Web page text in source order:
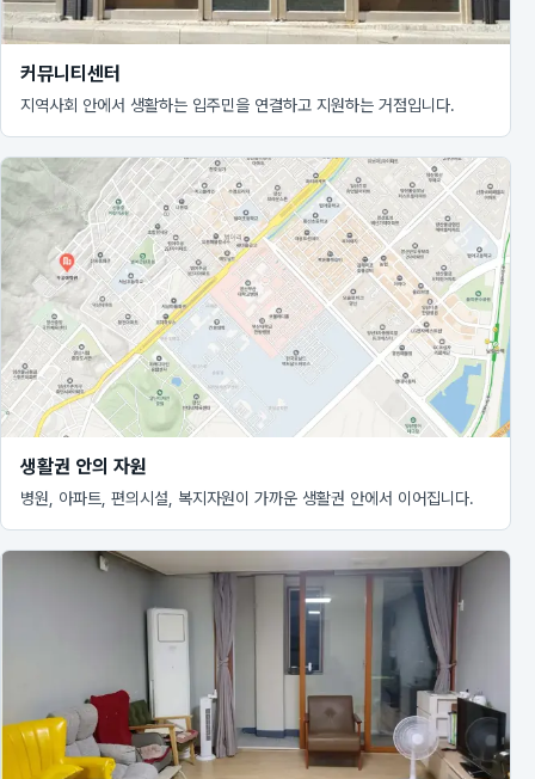
커뮤니티센터
지역사회 안에서 생활하는 입주민을 연결하고 지원하는 거점입니다.
생활권 안의 자원
병원, 아파트, 편의시설, 복지자원이 가까운 생활권 안에서 이어집니다.